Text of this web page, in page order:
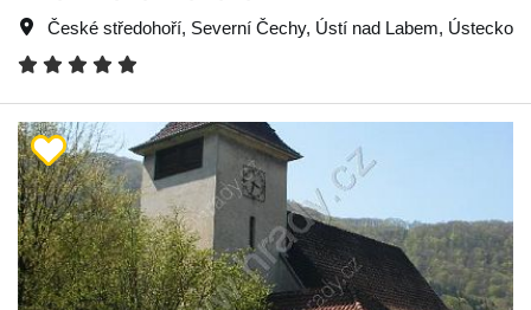
České středohoří, Severní Čechy, Ústí nad Labem, Ústecko